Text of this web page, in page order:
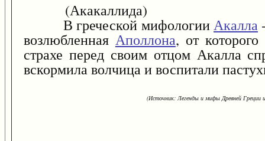
(Акакаллида)
В греческой мифологииАкалла
возлюбленная Аполлона, от
страхе перед своим отцом Акалла
вскормила волчица и воспитали
(Источник: Легенды и мифы Древней